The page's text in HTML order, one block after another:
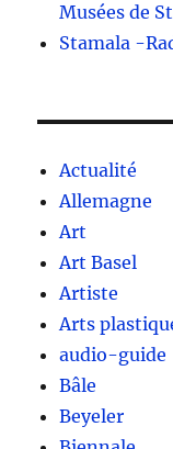
Musées de
Stamala -
Actualité
Allemagne
Art
Art Basel
Artiste
Arts
audio-guide
Bâle
Beyeler